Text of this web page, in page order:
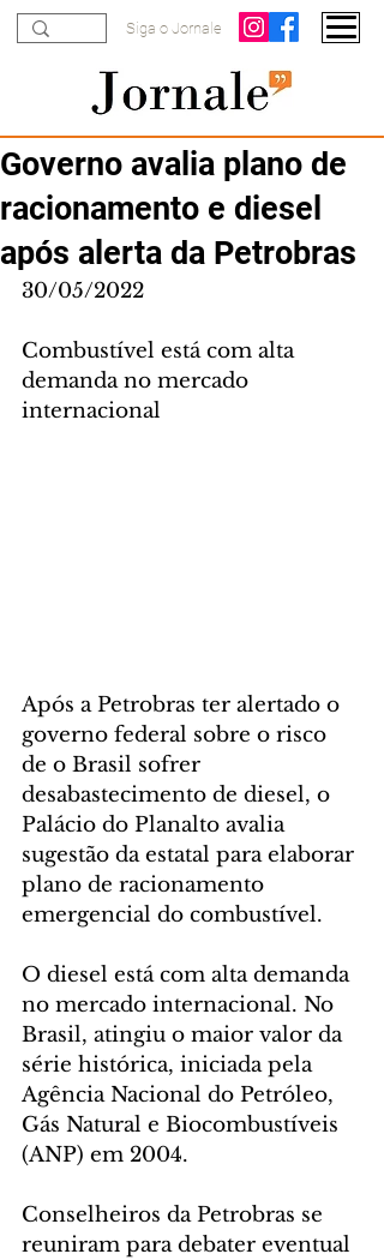
Siga o Jornale
Governo avalia plano de
racionamento e diesel
após alerta da Petrobras
30/05/2022
Combustível está com alta
demanda no mercado
internacional
Após a Petrobras ter alertado o
governo federal sobre o risco
de o Brasil sofrer
desabastecimento de diesel, o
Palácio do Planalto avalia
sugestão da estatal para elaborar
plano de racionamento
emergencial do combustível.
O diesel está com alta demanda
no mercado internacional. No
Brasil, atingiu o maior valor da
série histórica, iniciada pela
Agência Nacional do Petróleo,
Gás Natural e Biocombustíveis
(ANP) em 2004.
Conselheiros da Petrobras se
reuniram para debater eventual